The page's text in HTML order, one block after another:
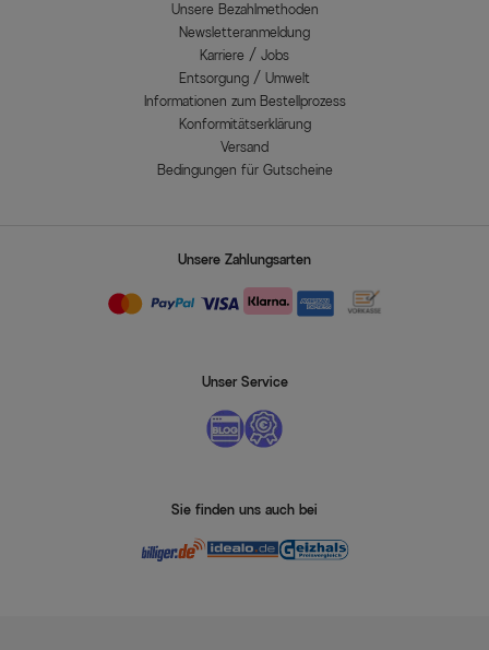
Unsere Bezahlmethoden
Newsletteranmeldung
Karriere / Jobs
Entsorgung / Umwelt
Informationen zum Bestellprozess
Konformitätserklärung
Versand
Bedingungen für Gutscheine
Unsere Zahlungsarten
Unser Service
Sie finden uns auch bei